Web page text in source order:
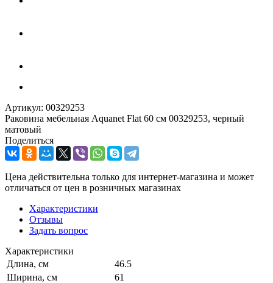
Артикул: 00329253
Раковина мебельная Aquanet Flat 60 см 00329253, черный
матовый
Поделиться
Цена действительна только для интернет-магазина и может
отличаться от цен в розничных магазинах
Характеристики
Отзывы
Задать вопрос
Характеристики
Длина, см
46.5
Ширина, см
61